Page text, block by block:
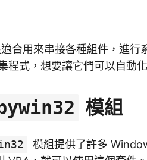
合用來串接各種組件，進行
程式，想要讓它們可以自動
模組
模組提供了許多